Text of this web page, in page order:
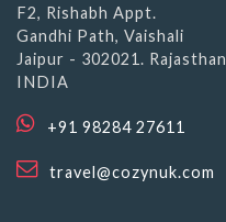
F2, Rishabh Appt.
Gandhi Path, Vaishali
Jaipur - 302021. Rajasthan
INDIA
+91 98284 27611
travel@cozynuk.com